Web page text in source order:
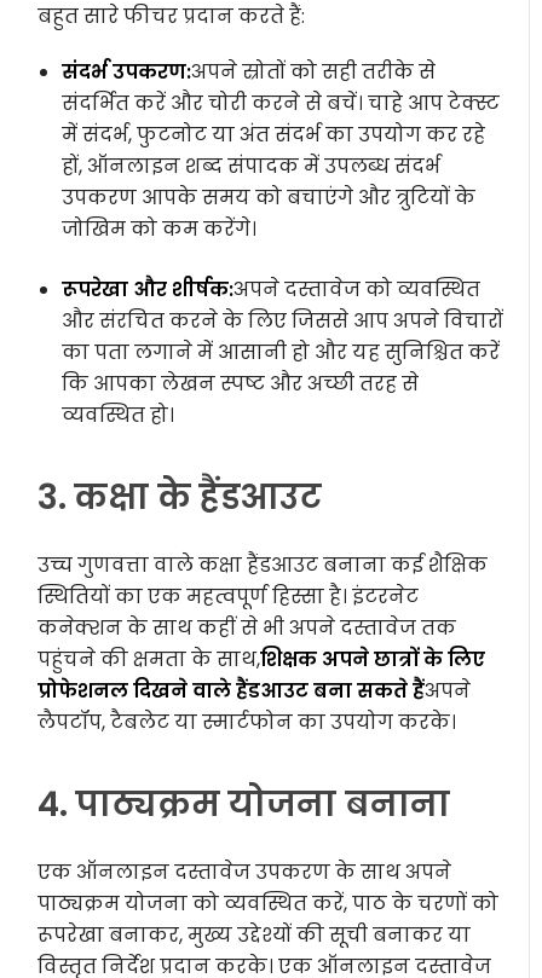
बहुत सारे फीचर प्रदान करते हैं:
संदर्भ उपकरण:अपने स्रोतों को सही तरीके से
संदर्भित करें और चोरी करने से बचें। चाहे आप टेक्स्ट
में संदर्भ, फुटनोट या अंत संदर्भ का उपयोग कर रहे
हों, ऑनलाइन शब्द संपादक में उपलब्ध संदर्भ
उपकरण आपके समय को बचाएंगे और त्रुटियों के
जोखिम को कम करेंगे।
रूपरेखा और शीर्षक:अपने दस्तावेज को व्यवस्थित
और संरचित करने के लिए जिससे आप अपने विचारों
का पता लगाने में आसानी हो और यह सुनिश्चित करें
कि आपका लेखन स्पष्ट और अच्छी तरह से
व्यवस्थित हो।
3. कक्षा के हैंडआउट
उच्च गुणवत्ता वाले कक्षा हैंडआउट बनाना कई शैक्षिक
स्थितियों का एक महत्वपूर्ण हिस्सा है। इंटरनेट
कनेक्शन के साथ कहीं से भी अपने दस्तावेज तक
पहुंचने की क्षमता के साथ,शिक्षक अपने छात्रों के लिए
प्रोफेशनल दिखने वाले हैंडआउट बना सकते हैंअपने
लैपटॉप, टैबलेट या स्मार्टफोन का उपयोग करके।
4. पाठ्यक्रम योजना बनाना
एक ऑनलाइन दस्तावेज उपकरण के साथ अपने
पाठ्यक्रम योजना को व्यवस्थित करें, पाठ के चरणों को
रूपरेखा बनाकर, मुख्य उद्देश्यों की सूची बनाकर या
विस्तृत निर्देश प्रदान करके। एक ऑनलाइन दस्तावेज